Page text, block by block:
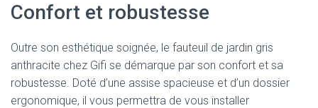
Confort et robustesse
Outre son esthétique soignée, le fauteuil de jardin gris
anthracite chez Gifi se démarque par son confort et sa
robustesse. Doté d’une assise spacieuse et d’un dossier
ergonomique, il vous permettra de vous installer